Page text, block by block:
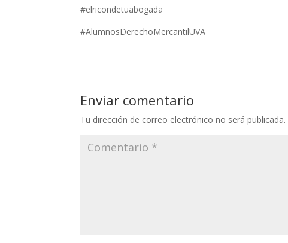
#elricondetuabogada
#AlumnosDerechoMercantilUVA
Enviar comentario
Tu dirección de correo electrónico no será publicada.